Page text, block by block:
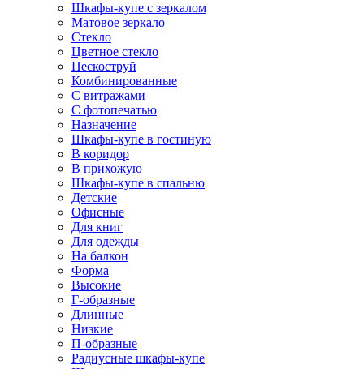
Шкафы-купе с зеркалом
Матовое зеркало
Стекло
Цветное стекло
Пескоструй
Комбинированные
С витражами
С фотопечатью
Назначение
Шкафы-купе в гостиную
В коридор
В прихожую
Шкафы-купе в спальню
Детские
Офисные
Для книг
Для одежды
На балкон
Форма
Высокие
Г-образные
Длинные
Низкие
П-образные
Радиусные шкафы-купе